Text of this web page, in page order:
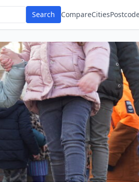
Search CompareCities